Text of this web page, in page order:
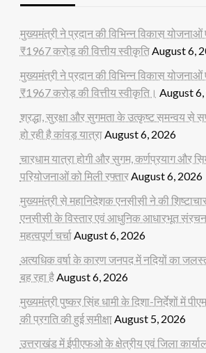
मुख्यमंत्री ने प्रदान की विभिन्न विकास योजनाओं
₹1967 करोड़ की वित्तीय स्वीकृतिAugust 6,
मुख्यमंत्री ने प्रदान की विभिन्न विकास योजनाओं
₹1967 करोड़ की वित्तीय स्वीकृति। August
श्रद्धा, सुरक्षा और सुगमता के उत्कृष्ट समन्वय से
हो रही है कांवड़ यात्राAugust 6, 2026
चारधाम यात्रा होगी और सुगम, कर्णप्रयाग और
परियोजनाओं को मिली रफ्तारAugust 6, 2026
मुख्यमंत्री से महानिदेशक एनसीसी ने की
एनसीसी के विस्तार एवं आधुनिक आधारभूत
महत्वपूर्ण चर्चाAugust 6, 2026
अत्यधिक वर्षा के कारण जनपद में नदियों का
बह रहा हैAugust 6, 2026
मुख्यमंत्री पुष्कर सिंह धामी के दिशा-निर्देशों में
की प्रगति की हुई समीक्षाAugust 5, 2026
उत्तराखंड में ईपीएफओ के क्षेत्रीय एवं जिला